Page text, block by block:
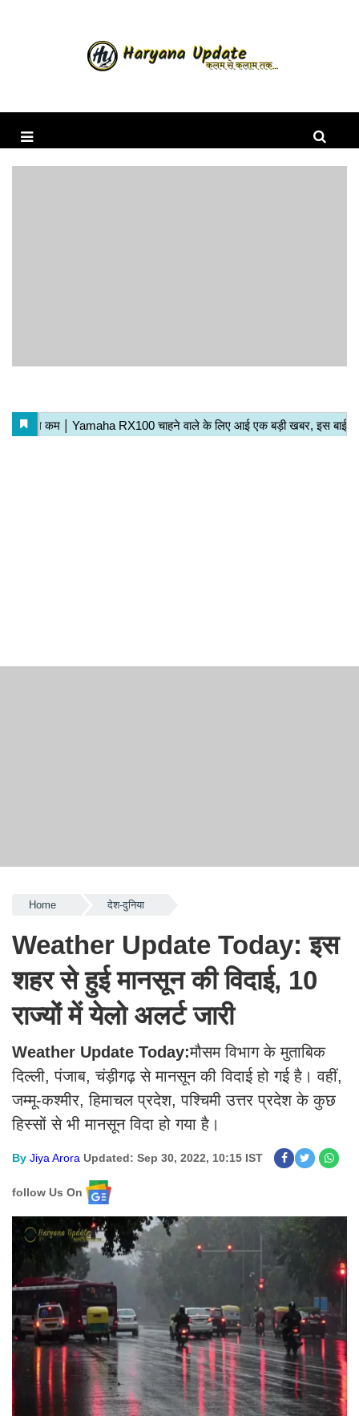
Home देश-दुनिया
Weather Update Today: इस
शहर से हुई मानसून की विदाई, 10
राज्यों में येलो अलर्ट जारी
Weather Update Today:मौसम विभाग के मुताबिक
दिल्ली, पंजाब, चंड़ीगढ़ से मानसून की विदाई हो गई है। वहीं,
जम्मू-कश्मीर, हिमाचल प्रदेश, पश्चिमी उत्तर प्रदेश के कुछ
हिस्सों से भी मानसून विदा हो गया है।
By Jiya Arora Updated: Sep 30, 2022, 10:15 IST
follow Us On